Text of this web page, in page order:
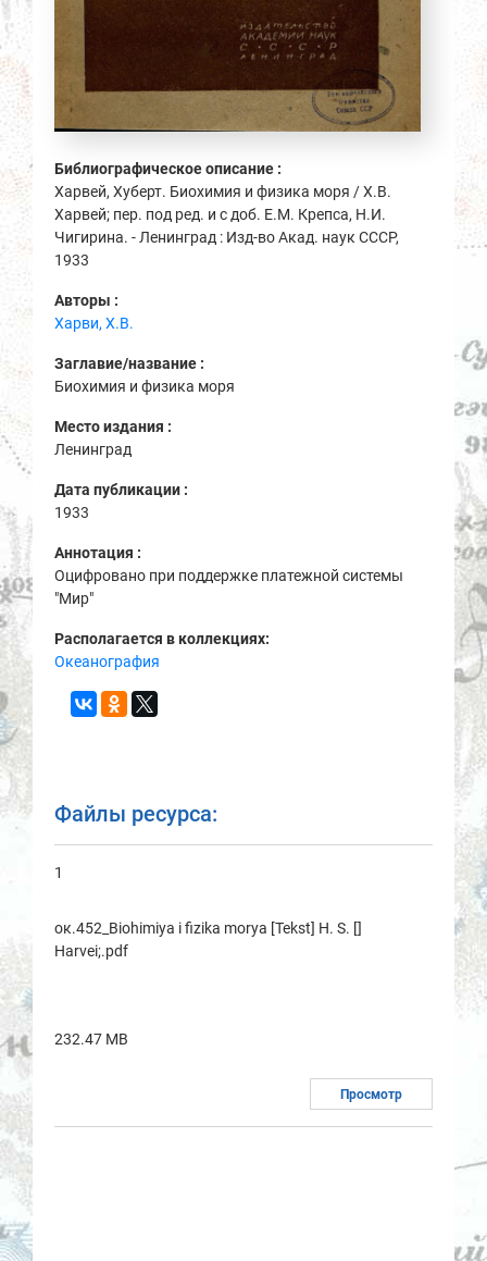
Библиографическое описание :
Харвей, Хуберт. Биохимия и физика моря / Х.В.
Харвей; пер. под ред. и с доб. Е.М. Крепса, Н.И.
Чигирина. - Ленинград : Изд-во Акад. наук СССР,
1933
Авторы :
Харви, Х.В.
Заглавие/название :
Биохимия и физика моря
Место издания :
Ленинград
Дата публикации :
1933
Аннотация :
Оцифровано при поддержке платежной системы
"Мир"
Располагается в коллекциях:
Океанография
Файлы ресурса:
1
ок.452_Biohimiya i fizika morya [Tekst] H. S. []
Harvei;.pdf
232.47 MB
Просмотр